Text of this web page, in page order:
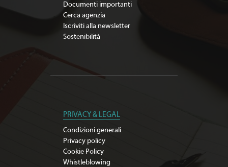
Documenti importanti
Cerca agenzia
Iscriviti alla newsletter
Sostenibilità
PRIVACY & LEGAL
Condizioni generali
Privacy policy
Cookie Policy
Whistleblowing